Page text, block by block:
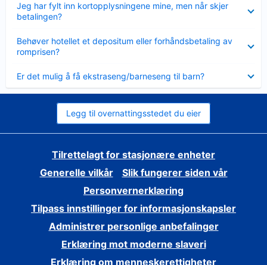
Jeg har fylt inn kortopplysningene mine, men når skjer
betalingen?
mindre
Behøver hotellet et depositum eller forhåndsbetaling av
romprisen?
mindre
Er det mulig å få ekstraseng/barneseng til barn?
mindre
Legg til overnattingsstedet du eier
Tilrettelagt for stasjonære enheter
Generelle vilkår
Slik fungerer siden vår
Personvernerklæring
Tilpass innstillinger for informasjonskapsler
Administrer personlige anbefalinger
Erklæring mot moderne slaveri
Erklæring om menneskerettigheter